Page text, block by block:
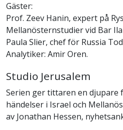
Gäster:
Prof. Zeev Hanin, expert på
Mellanösternstudier vid Bar
Paula Slier, chef för Russia
Analytiker: Amir Oren.
Studio Jerusalem
Serien ger tittaren en djupare
händelser i Israel och
av Jonathan Hessen,